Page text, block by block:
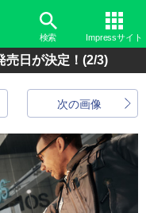
検索 Impressサイト
売日が決定！ (2/3)
次の画像